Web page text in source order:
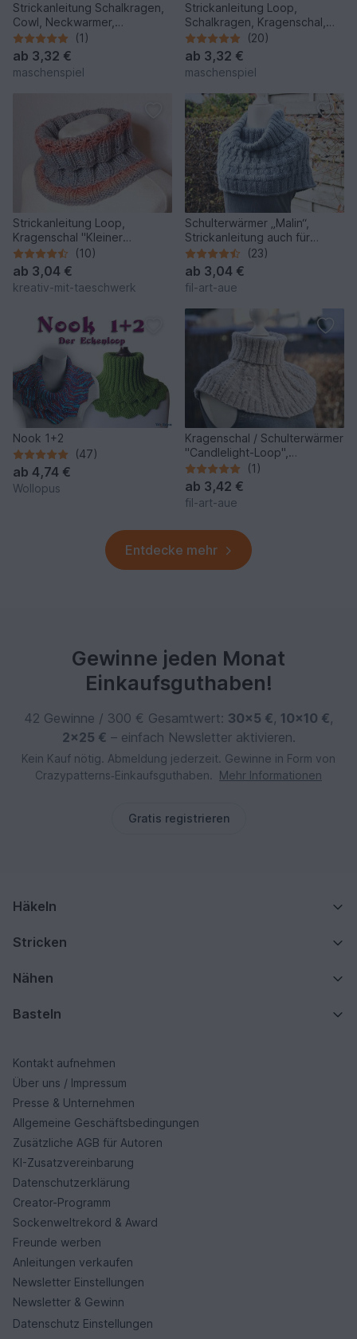
Strickanleitung Schalkragen,
Cowl, Neckwarmer,
(1)
ab 3,32 €
maschenspiel
Strickanleitung Loop,
Schalkragen, Kragenschal,
Neckwarmer mit Zopf #275
(20)
ab 3,32 €
maschenspiel
Strickanleitung Loop,
Kragenschal "Kleiner
Betrüger"
(10)
ab 3,04 €
kreativ-mit-taeschwerk
Schulterwärmer „Malin“,
Strickanleitung auch für
Anfänger, Größe S – XXL
(23)
ab 3,04 €
fil-art-aue
Nook 1+2
(47)
ab 4,74 €
Wollopus
Kragenschal / Schulterwärmer
"Candlelight-Loop",
Strickanleitung, One Size
(1)
ab 3,42 €
fil-art-aue
Entdecke mehr
Gewinne jeden Monat
Einkaufsguthaben!
42 Gewinne / 300 € Gesamtwert: 30×5 €, 10×10 €,
2×25 € – einfach Newsletter aktivieren.
Kein Kauf nötig. Abmeldung jederzeit. Gewinne in Form von
Crazypatterns‑Einkaufsguthaben.
Mehr Informationen
Gratis registrieren
Häkeln
Stricken
Nähen
Basteln
Kontakt aufnehmen
Über uns / Impressum
Presse & Unternehmen
Allgemeine Geschäftsbedingungen
Zusätzliche AGB für Autoren
KI-Zusatzvereinbarung
Datenschutzerklärung
Creator-Programm
Sockenweltrekord & Award
Freunde werben
Anleitungen verkaufen
Newsletter Einstellungen
Newsletter & Gewinn
Datenschutz Einstellungen